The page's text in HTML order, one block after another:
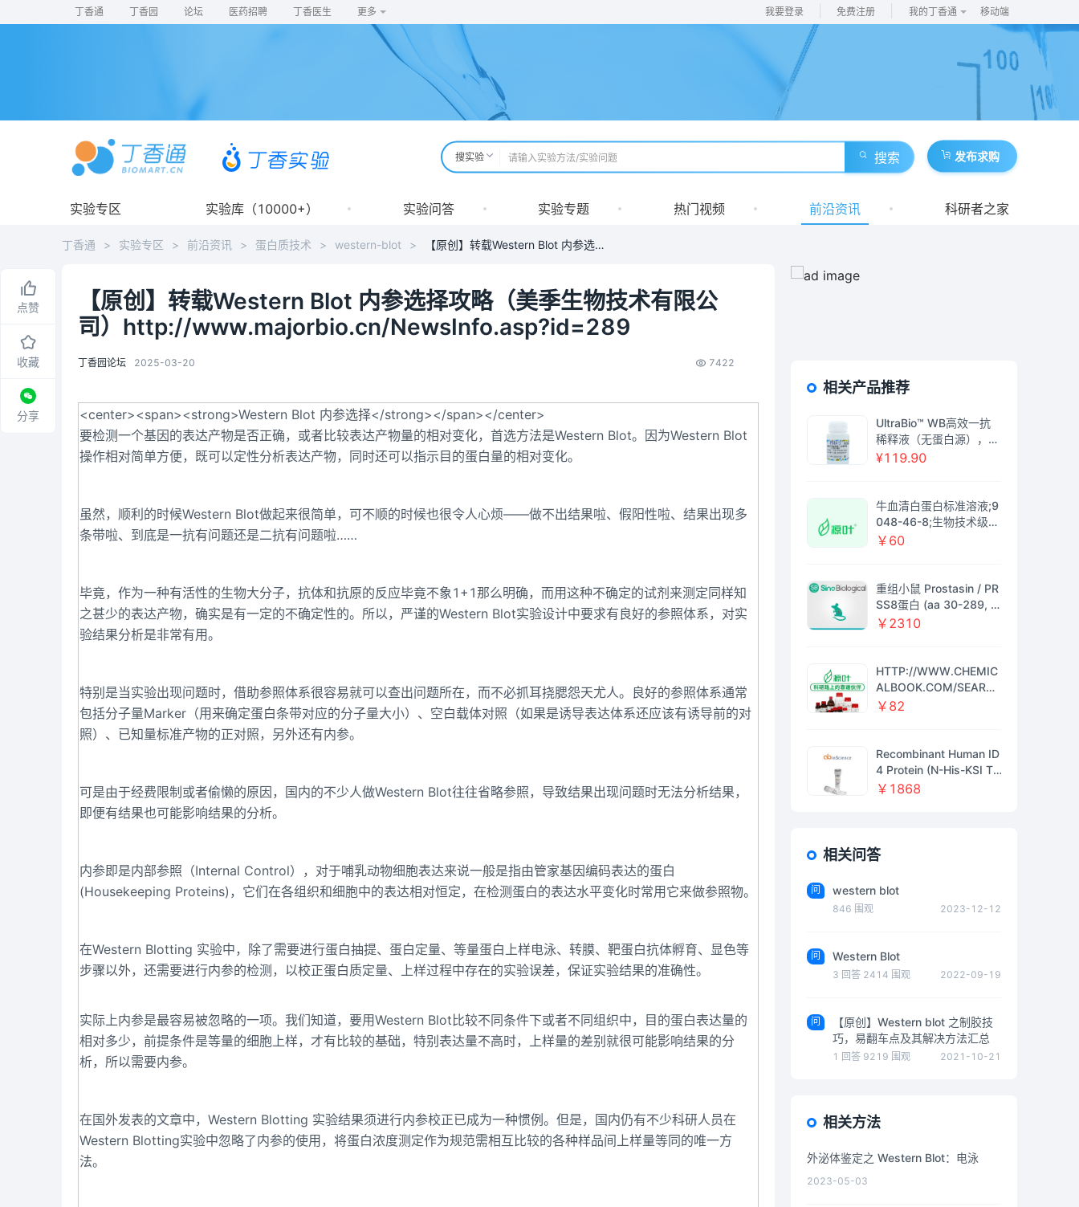
丁香通 丁香园 论坛 医药招聘 丁香医生 更多 我要登录 免费注册 我的丁香通 移动端
搜实验 搜索 发布求购
实验专区 实验库（10000+） 实验问答 实验专题 热门视频 前沿资讯 科研者之家
丁香通 > 实验专区 > 前沿资讯 > 蛋白质技术 > western-blot > 【原创】转载Western Blot 内参选择攻略（美季生物技术有限公司）http://www.majorbio.cn/NewsInfo.asp?id=289
点赞
收藏
分享
【原创】转载Western Blot 内参选择攻略（美季生物技术有限公
司）http://www.majorbio.cn/NewsInfo.asp?id=289
丁香园论坛 2025-03-20 7422
<center><span><strong>Western Blot 内参选择</strong></span></center>
要检测一个基因的表达产物是否正确，或者比较表达产物量的相对变化，首选方法是Western Blot。因为Western Blot
操作相对简单方便，既可以定性分析表达产物，同时还可以指示目的蛋白量的相对变化。
虽然，顺利的时候Western Blot做起来很简单，可不顺的时候也很令人心烦――做不出结果啦、假阳性啦、结果出现多
条带啦、到底是一抗有问题还是二抗有问题啦……
毕竟，作为一种有活性的生物大分子，抗体和抗原的反应毕竟不象1+1那么明确，而用这种不确定的试剂来测定同样知
之甚少的表达产物，确实是有一定的不确定性的。所以，严谨的Western Blot实验设计中要求有良好的参照体系，对实
验结果分析是非常有用。
特别是当实验出现问题时，借助参照体系很容易就可以查出问题所在，而不必抓耳挠腮怨天尤人。良好的参照体系通常
包括分子量Marker（用来确定蛋白条带对应的分子量大小）、空白载体对照（如果是诱导表达体系还应该有诱导前的对
照）、已知量标准产物的正对照，另外还有内参。
可是由于经费限制或者偷懒的原因，国内的不少人做Western Blot往往省略参照，导致结果出现问题时无法分析结果，
即便有结果也可能影响结果的分析。
内参即是内部参照（Internal Control），对于哺乳动物细胞表达来说一般是指由管家基因编码表达的蛋白
(Housekeeping Proteins)，它们在各组织和细胞中的表达相对恒定，在检测蛋白的表达水平变化时常用它来做参照物。
在Western Blotting 实验中，除了需要进行蛋白抽提、蛋白定量、等量蛋白上样电泳、转膜、靶蛋白抗体孵育、显色等
步骤以外，还需要进行内参的检测，以校正蛋白质定量、上样过程中存在的实验误差，保证实验结果的准确性。
实际上内参是最容易被忽略的一项。我们知道，要用Western Blot比较不同条件下或者不同组织中，目的蛋白表达量的
相对多少，前提条件是等量的细胞上样，才有比较的基础，特别表达量不高时，上样量的差别就很可能影响结果的分
析，所以需要内参。
在国外发表的文章中，Western Blotting 实验结果须进行内参校正已成为一种惯例。但是，国内仍有不少科研人员在
Western Blotting实验中忽略了内参的使用，将蛋白浓度测定作为规范需相互比较的各种样品间上样量等同的唯一方
法。
相关产品推荐
UltraBio™ WB高效一抗
稀释液（无蛋白源），Bi
oReagent, for western
¥119.90
牛血清白蛋白标准溶液;9
048-46-8;生物技术级，
5mg/ml;R27611-1ml
￥60
重组小鼠 Prostasin / PR
SS8蛋白 (aa 30-289, Hi
s 标签)
￥2310
HTTP://WWW.CHEMIC
ALBOOK.COM/SEARC
H.ASPXKEYWORD=51
￥82
Recombinant Human ID
4 Protein (N-His-KSI Ta
g), 重组人ID4蛋白 (N端
￥1868
相关问答
问 western blot
846 围观 2023-12-12
问 Western Blot
3 回答 2414 围观 2022-09-19
问
【原创】Western blot 之制胶技
巧，易翻车点及其解决方法汇总
1 回答 9219 围观 2021-10-21
相关方法
外泌体鉴定之 Western Blot：电泳
2023-05-03